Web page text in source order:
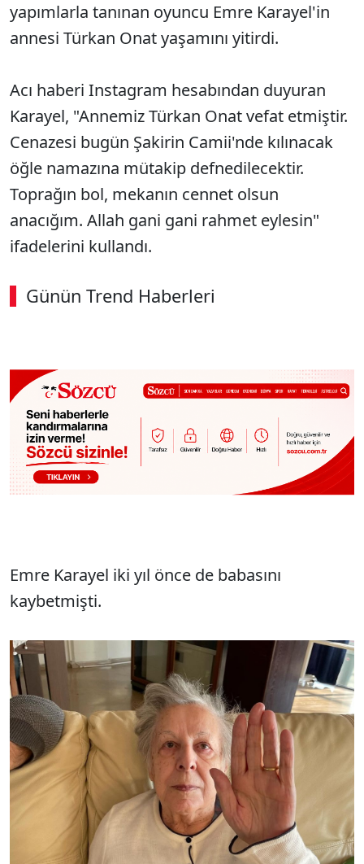
yapımlarla tanınan oyuncu Emre Karayel'in
annesi Türkan Onat yaşamını yitirdi.
Acı haberi Instagram hesabından duyuran
Karayel, "Annemiz Türkan Onat vefat etmiştir.
Cenazesi bugün Şakirin Camii'nde kılınacak
öğle namazına mütakip defnedilecektir.
Toprağın bol, mekanın cennet olsun
anacığım. Allah gani gani rahmet eylesin"
ifadelerini kullandı.
Günün Trend Haberleri
00:02 / 08:06
Emre Karayel iki yıl önce de babasını
kaybetmişti.